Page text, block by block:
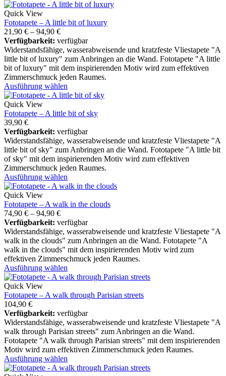
Quick View
Fototapete – A little bit of luxury
21,90 € – 94,90 €
Verfügbarkeit: verfügbar
Widerstandsfähige, wasserabweisende und kratzfeste Vliestapete "A
little bit of luxury" zum Anbringen an die Wand. Fototapete "A little
bit of luxury" mit dem inspirierenden Motiv wird zum effektiven
Zimmerschmuck jeden Raumes.
Ausführung wählen
Quick View
Fototapete – A little bit of sky
39,90 €
Verfügbarkeit: verfügbar
Widerstandsfähige, wasserabweisende und kratzfeste Vliestapete "A
little bit of sky" zum Anbringen an die Wand. Fototapete "A little bit
of sky" mit dem inspirierenden Motiv wird zum effektiven
Zimmerschmuck jeden Raumes.
Ausführung wählen
Quick View
Fototapete – A walk in the clouds
74,90 € – 94,90 €
Verfügbarkeit: verfügbar
Widerstandsfähige, wasserabweisende und kratzfeste Vliestapete "A
walk in the clouds" zum Anbringen an die Wand. Fototapete "A
walk in the clouds" mit dem inspirierenden Motiv wird zum
effektiven Zimmerschmuck jeden Raumes.
Ausführung wählen
Quick View
Fototapete – A walk through Parisian streets
104,90 €
Verfügbarkeit: verfügbar
Widerstandsfähige, wasserabweisende und kratzfeste Vliestapete "A
walk through Parisian streets" zum Anbringen an die Wand.
Fototapete "A walk through Parisian streets" mit dem inspirierenden
Motiv wird zum effektiven Zimmerschmuck jeden Raumes.
Ausführung wählen